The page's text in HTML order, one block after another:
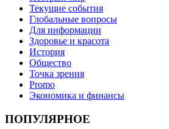
Текущие события
Глобальные вопросы
Для информации
Здоровье и красота
История
Общество
Точка зрения
Promo
Экономика и финансы
ПОПУЛЯРНОЕ